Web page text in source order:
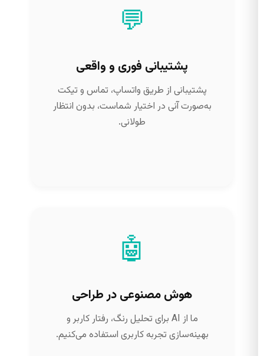
💬
پشتیبانی فوری و واقعی
پشتیبانی از طریق واتساپ، تماس و تیکت
به‌صورت آنی در اختیار شماست، بدون انتظار
طولانی.
🤖
هوش مصنوعی در طراحی
ما از AI برای تحلیل رنگ، رفتار کاربر و
بهینه‌سازی تجربه کاربری استفاده می‌کنیم.